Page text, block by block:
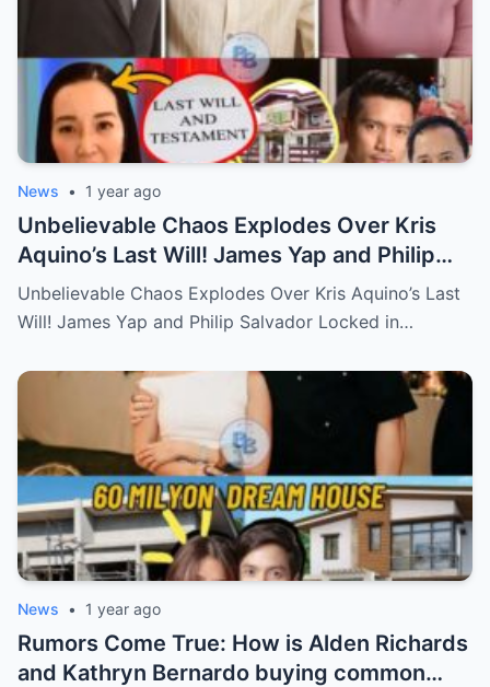
News • 1 year ago
Unbelievable Chaos Explodes Over Kris
Aquino’s Last Will! James Yap and Philip
Salvador Locked in Explosive Battle for Her
Hidden Fortune and Shocking Secrets—
Behind by the Queen of All Media?
Unbelievable Chaos Explodes Over Kris Aquino’s Last
Will! James Yap and Philip Salvador Locked in…
News • 1 year ago
Rumors Come True: How is Alden Richards
and Kathryn Bernardo buying common